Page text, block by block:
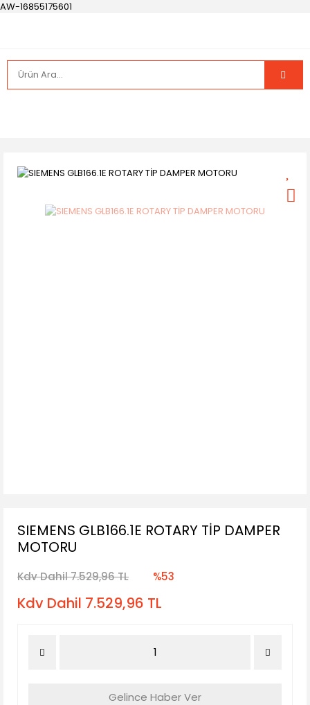
AW-16855175601
SIEMENS GLB166.1E ROTARY TİP DAMPER
MOTORU
Kdv Dahil 7.529,96 TL %53
Kdv Dahil 7.529,96 TL
Gelince Haber Ver